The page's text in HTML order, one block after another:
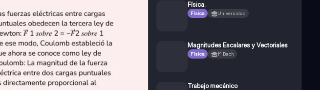
Física.
Física Universidad
Magnitudes Escalares y Vectoriales
Física 1º Bach
Trabajo mecánico